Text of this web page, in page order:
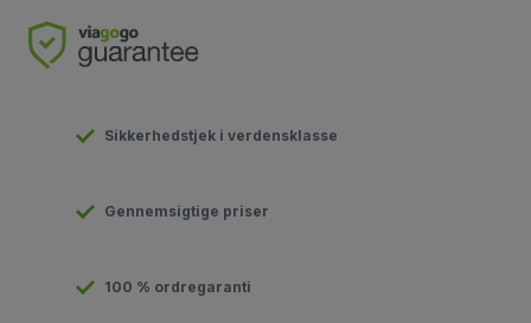
Sikkerhedstjek i verdensklasse
Gennemsigtige priser
100 % ordregaranti